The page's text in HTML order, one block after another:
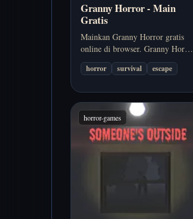
Granny Horror - Main
Gratis
Mainkan Granny Horror gratis
online di browser. Granny Horror
berfokus pada kabur dari ruang
tertutup yang berbahaya sambil
kamu ingin…
horror survival escape
horror-games